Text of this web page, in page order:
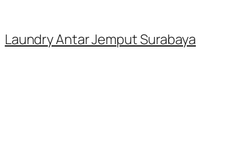
Laundry Antar Jemput Surabaya